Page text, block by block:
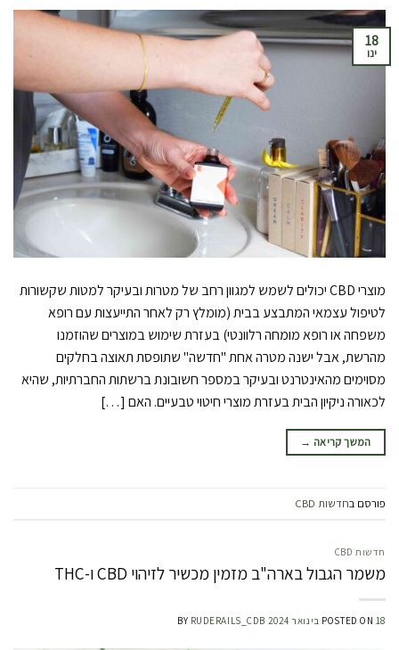
18
ינו
מוצרי CBD יכולים לשמש למגוון רחב של מטרות ובעיקר למטות שקשורות
לטיפול עצמאי המתבצע בבית (מומלץ רק לאחר התייעצות עם רופא
משפחה או רופא מומחה רלוונטי) בעזרת שימוש במוצרים שהוזמנו
מהרשת, אבל ישנה מטרה אחת "חדשה" שתופסת תאוצה בחלקים
מסוימים מהאינטרנט ובעיקר במספר חשובונת ברשתות החברתיות, שהיא
לכאורה ניקיון הבית בעזרת מוצרי חיטוי טבעיים. האם […]
המשך קריאה →
פורסם בחדשות CBD
חדשות CBD
משמר הגבול בארה"ב מזמין מכשיר לזיהוי CBD ו-THC
POSTED ON 18 בינואר 2024 BY RUDERAILS_CDB